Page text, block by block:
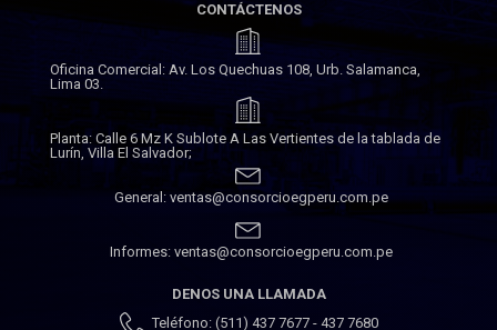
CONTÁCTENOS
Oficina Comercial: Av. Los Quechuas 108, Urb. Salamanca,
Lima 03.
Planta: Calle 6 Mz K Sublote A Las Vertientes de la tablada de
Lurín, Villa El Salvador;
General: ventas@consorcioegperu.com.pe
Informes: ventas@consorcioegperu.com.pe
DENOS UNA LLAMADA
Teléfono: (511) 437 7677 - 437 7680